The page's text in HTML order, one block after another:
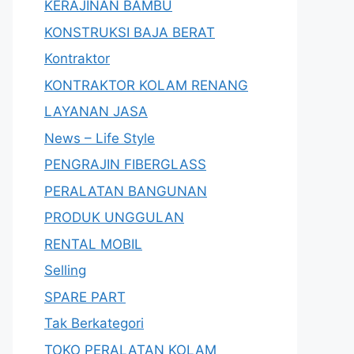
KERAJINAN BAMBU
KONSTRUKSI BAJA BERAT
Kontraktor
KONTRAKTOR KOLAM RENANG
LAYANAN JASA
News – Life Style
PENGRAJIN FIBERGLASS
PERALATAN BANGUNAN
PRODUK UNGGULAN
RENTAL MOBIL
Selling
SPARE PART
Tak Berkategori
TOKO PERALATAN KOLAM